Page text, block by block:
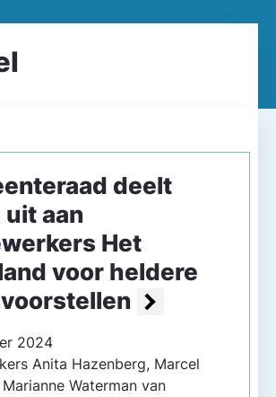
deelt
aan
Het
voor heldere
2024
Anita Hazenberg, Marcel
Waterman van